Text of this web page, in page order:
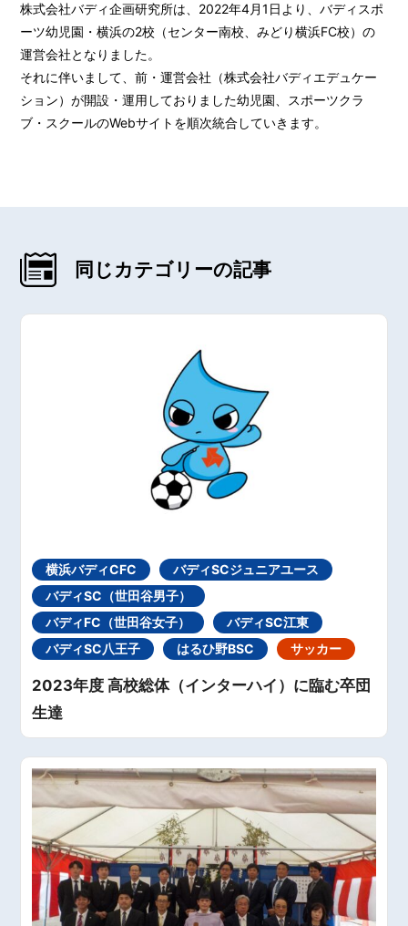
株式会社バディ企画研究所は、2022年4月1日より、バディスポ
ーツ幼児園・横浜の2校（センター南校、みどり横浜FC校）の
運営会社となりました。
それに伴いまして、前・運営会社（株式会社バディエデュケー
ション）が開設・運用しておりました幼児園、スポーツクラ
ブ・スクールのWebサイトを順次統合していきます。
同じカテゴリーの記事
横浜バディCFC
バディSCジュニアユース
バディSC（世田谷男子）
バディFC（世田谷女子）
バディSC江東
バディSC八王子
はるひ野BSC サッカー
2023年度 高校総体（インターハイ）に臨む卒団
生達